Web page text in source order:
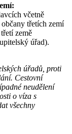
včetně
třetích zemí
země
úřad).
úřadů, proti
Cestovní
neudělení
o víza s
všechny